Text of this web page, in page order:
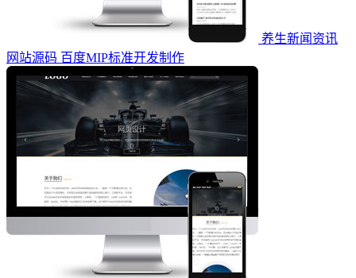
养生新闻资讯
网站源码 百度MIP标准开发制作